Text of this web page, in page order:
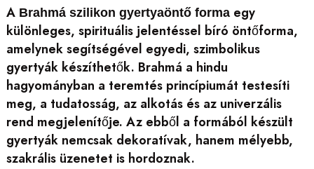
A Brahmá szilikon gyertyaöntő formaegy
különleges, spirituális jelentéssel bíró öntőforma,
amelynek segítségével egyedi, szimbolikus
gyertyák készíthetők. Brahmá a hindu
hagyományban a teremtés princípiumát testesíti
meg, a tudatosság, az alkotás és az univerzális
rend megjelenítője. Az ebből a formából készült
gyertyák nemcsak dekoratívak, hanem mélyebb,
szakrális üzenetet is hordoznak.